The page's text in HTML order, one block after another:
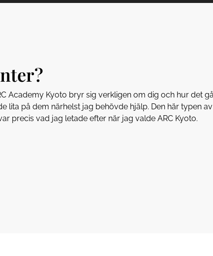
Academy Kyoto bryr sig verkligen om dig och hur det
lita på dem närhelst jag behövde hjälp. Den här typen
precis vad jag letade efter när jag valde ARC Kyoto.